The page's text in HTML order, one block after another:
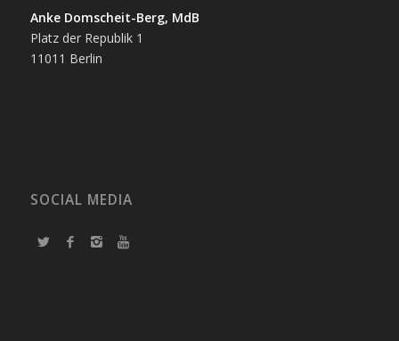
Anke Domscheit-Berg, MdB
Platz der Republik 1
11011 Berlin
SOCIAL MEDIA